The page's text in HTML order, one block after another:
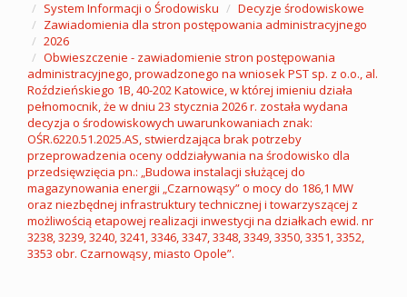
System Informacji o Środowisku
Decyzje środowiskowe
Zawiadomienia dla stron postępowania administracyjnego
2026
Obwieszczenie - zawiadomienie stron postępowania
administracyjnego, prowadzonego na wniosek PST sp. z o.o., al.
Roździeńskiego 1B, 40-202 Katowice, w której imieniu działa
pełnomocnik, że w dniu 23 stycznia 2026 r. została wydana
decyzja o środowiskowych uwarunkowaniach znak:
OŚR.6220.51.2025.AS, stwierdzająca brak potrzeby
przeprowadzenia oceny oddziaływania na środowisko dla
przedsięwzięcia pn.: „Budowa instalacji służącej do
magazynowania energii „Czarnowąsy” o mocy do 186,1 MW
oraz niezbędnej infrastruktury technicznej i towarzyszącej z
możliwością etapowej realizacji inwestycji na działkach ewid. nr
3238, 3239, 3240, 3241, 3346, 3347, 3348, 3349, 3350, 3351, 3352,
3353 obr. Czarnowąsy, miasto Opole”.